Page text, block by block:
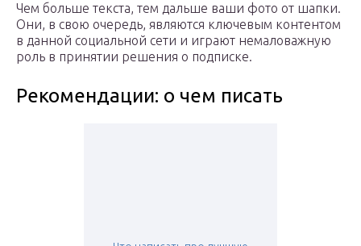
Чем больше текста, тем дальше ваши фото от шапки.
Они, в свою очередь, являются ключевым контентом
в данной социальной сети и играют немаловажную
роль в принятии решения о подписке.
Рекомендации: о чем писать